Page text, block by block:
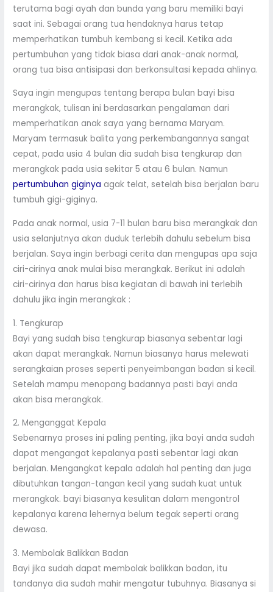
terutama bagi ayah dan bunda yang baru memiliki bayi
saat ini. Sebagai orang tua hendaknya harus tetap
memperhatikan tumbuh kembang si kecil. Ketika ada
pertumbuhan yang tidak biasa dari anak-anak normal,
orang tua bisa antisipasi dan berkonsultasi kepada ahlinya.
Saya ingin mengupas tentang berapa bulan bayi bisa
merangkak, tulisan ini berdasarkan pengalaman dari
memperhatikan anak saya yang bernama Maryam.
Maryam termasuk balita yang perkembangannya sangat
cepat, pada usia 4 bulan dia sudah bisa tengkurap dan
merangkak pada usia sekitar 5 atau 6 bulan. Namun
pertumbuhan giginya agak telat, setelah bisa berjalan baru
tumbuh gigi-giginya.
Pada anak normal, usia 7-11 bulan baru bisa merangkak dan
usia selanjutnya akan duduk terlebih dahulu sebelum bisa
berjalan. Saya ingin berbagi cerita dan mengupas apa saja
ciri-cirinya anak mulai bisa merangkak. Berikut ini adalah
ciri-cirinya dan harus bisa kegiatan di bawah ini terlebih
dahulu jika ingin merangkak :
1. Tengkurap
Bayi yang sudah bisa tengkurap biasanya sebentar lagi
akan dapat merangkak. Namun biasanya harus melewati
serangkaian proses seperti penyeimbangan badan si kecil.
Setelah mampu menopang badannya pasti bayi anda
akan bisa merangkak.
2. Menganggat Kepala
Sebenarnya proses ini paling penting, jika bayi anda sudah
dapat mengangat kepalanya pasti sebentar lagi akan
berjalan. Mengangkat kepala adalah hal penting dan juga
dibutuhkan tangan-tangan kecil yang sudah kuat untuk
merangkak. bayi biasanya kesulitan dalam mengontrol
kepalanya karena lehernya belum tegak seperti orang
dewasa.
3. Membolak Balikkan Badan
Bayi jika sudah dapat membolak balikkan badan, itu
tandanya dia sudah mahir mengatur tubuhnya. Biasanya si